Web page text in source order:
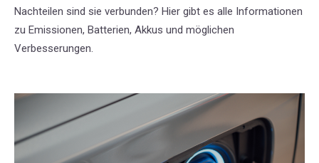
Nachteilen sind sie verbunden? Hier gibt es alle Informationen
zu Emissionen, Batterien, Akkus und möglichen
Verbesserungen.